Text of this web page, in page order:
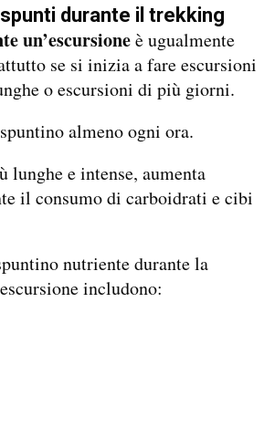
durante il trekking
un’escursioneè ugualmente
se si inizia a fare escursioni
o escursioni di più giorni.
almeno ogni ora.
lunghe e intense, aumenta
il consumo di carboidrati e cibi
nutriente durante la
includono: